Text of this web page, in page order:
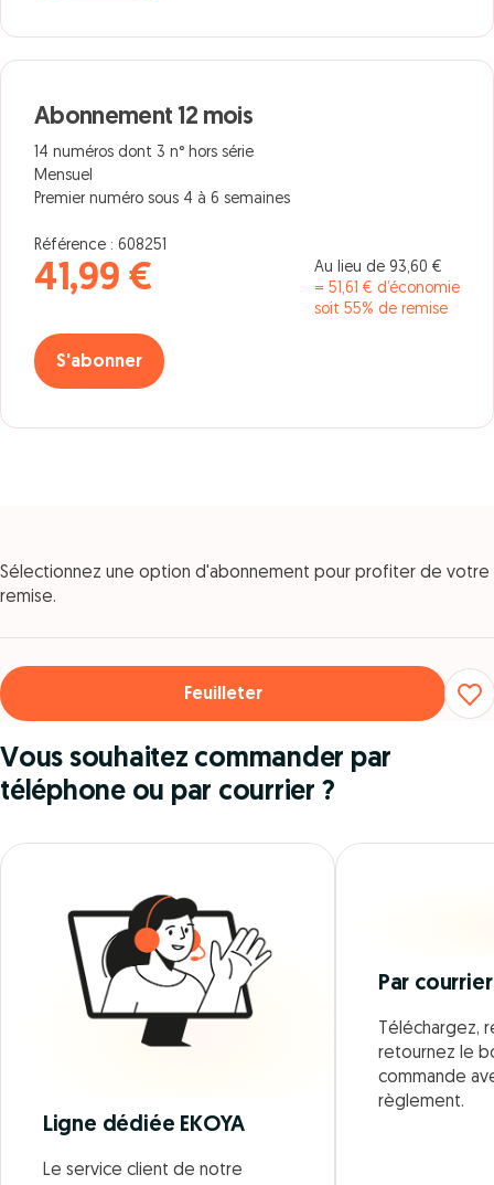
Abonnement 12 mois
14 numéros dont 3 n° hors série
Mensuel
Premier numéro sous 4 à 6 semaines
Référence : 608251
41,99 €
Au lieu de 93,60 €
= 51,61 € d’économie
soit 55% de remise
S'abonner
Sélectionnez une option d'abonnement pour profiter de votre
remise.
Feuilleter
Vous souhaitez commander par
téléphone ou par courrier ?
Ligne dédiée EKOYA
Le service client de notre
Par courrier
Téléchargez,
retournez le
commande
règlement.